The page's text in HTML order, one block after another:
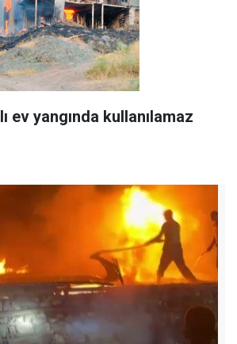
ev yangında kullanılamaz